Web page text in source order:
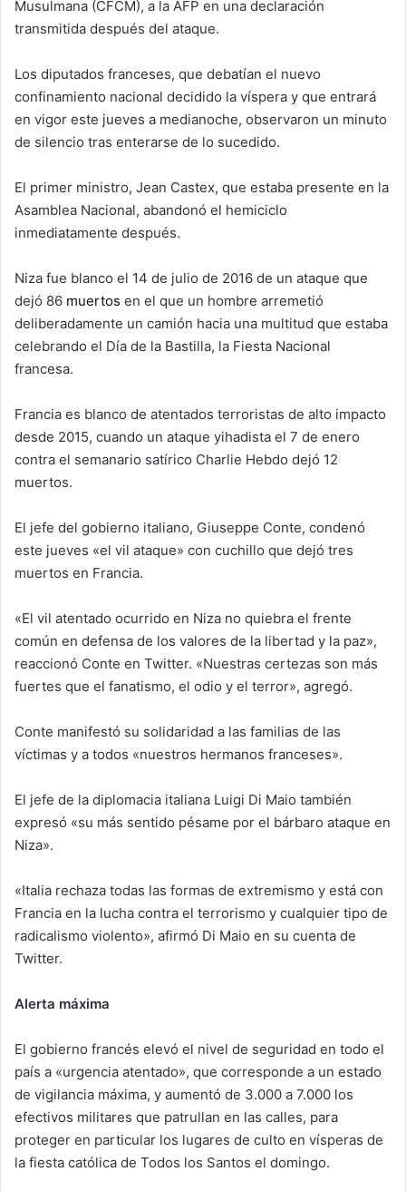
Musulmana (CFCM), a la AFP en una declaración
transmitida después del ataque.
Los diputados franceses, que debatían el nuevo
confinamiento nacional decidido la víspera y que entrará
en vigor este jueves a medianoche, observaron un minuto
de silencio tras enterarse de lo sucedido.
El primer ministro, Jean Castex, que estaba presente en la
Asamblea Nacional, abandonó el hemiciclo
inmediatamente después.
Niza fue blanco el 14 de julio de 2016 de un ataque que
dejó 86 muertos en el que un hombre arremetió
deliberadamente un camión hacia una multitud que estaba
celebrando el Día de la Bastilla, la Fiesta Nacional
francesa.
Francia es blanco de atentados terroristas de alto impacto
desde 2015, cuando un ataque yihadista el 7 de enero
contra el semanario satírico Charlie Hebdo dejó 12
muertos.
El jefe del gobierno italiano, Giuseppe Conte, condenó
este jueves «el vil ataque» con cuchillo que dejó tres
muertos en Francia.
«El vil atentado ocurrido en Niza no quiebra el frente
común en defensa de los valores de la libertad y la paz»,
reaccionó Conte en Twitter. «Nuestras certezas son más
fuertes que el fanatismo, el odio y el terror», agregó.
Conte manifestó su solidaridad a las familias de las
víctimas y a todos «nuestros hermanos franceses».
El jefe de la diplomacia italiana Luigi Di Maio también
expresó «su más sentido pésame por el bárbaro ataque en
Niza».
«Italia rechaza todas las formas de extremismo y está con
Francia en la lucha contra el terrorismo y cualquier tipo de
radicalismo violento», afirmó Di Maio en su cuenta de
Twitter.
Alerta máxima
El gobierno francés elevó el nivel de seguridad en todo el
país a «urgencia atentado», que corresponde a un estado
de vigilancia máxima, y aumentó de 3.000 a 7.000 los
efectivos militares que patrullan en las calles, para
proteger en particular los lugares de culto en vísperas de
la fiesta católica de Todos los Santos el domingo.